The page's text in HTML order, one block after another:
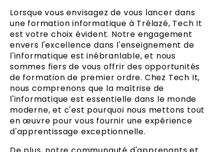
Lorsque vous envisagez de vous lancer dans
une formation informatique à Trélazé, Tech It
est votre choix évident. Notre engagement
envers l'excellence dans l'enseignement de
l'informatique est inébranlable, et nous
sommes fiers de vous offrir des opportunités
de formation de premier ordre. Chez Tech It,
nous comprenons que la maîtrise de
l'informatique est essentielle dans le monde
moderne, et c'est pourquoi nous mettons tout
en œuvre pour vous fournir une expérience
d'apprentissage exceptionnelle.